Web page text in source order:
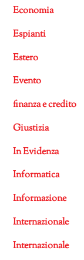
Economia
Espianti
Estero
Evento
finanza e credito
Giustizia
In Evidenza
Informatica
Informazione
Internazionale
Internazionale